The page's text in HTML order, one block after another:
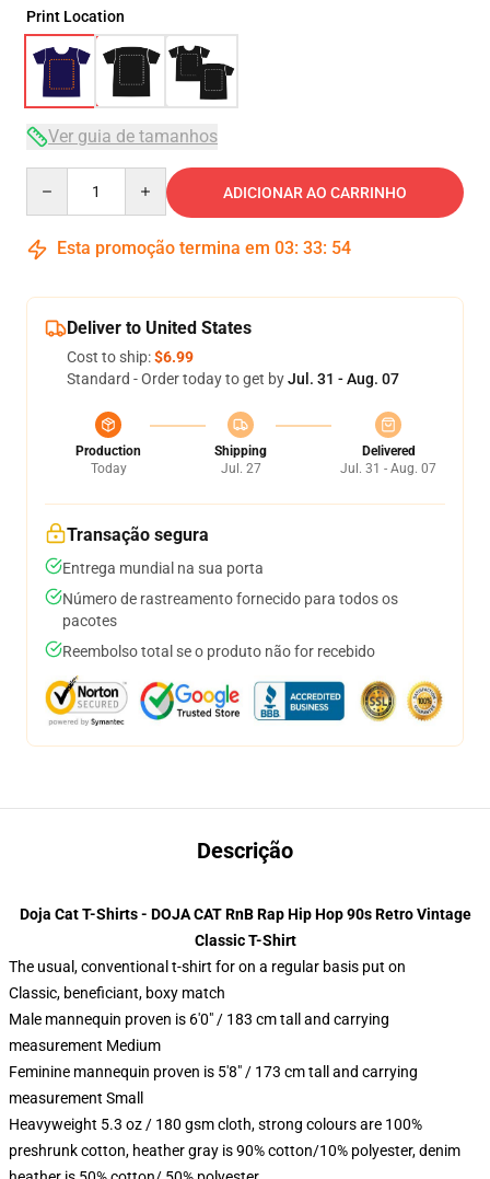
Print Location
Ver guia de tamanhos
ADICIONAR AO CARRINHO
Esta promoção termina em 03: 33: 54
Deliver to United States
Cost to ship:$6.99
Standard - Order today to get byJul. 31 - Aug. 07
Production
Today
Shipping
Jul. 27
Delivered
Jul. 31 - Aug. 07
Transação segura
Entrega mundial na sua porta
Número de rastreamento fornecido para todos os
pacotes
Reembolso total se o produto não for recebido
Descrição
Doja Cat T-Shirts - DOJA CAT RnB Rap Hip Hop 90s Retro Vintage
Classic T-Shirt
The usual, conventional t-shirt for on a regular basis put on
Classic, beneficiant, boxy match
Male mannequin proven is 6'0" / 183 cm tall and carrying
measurement Medium
Feminine mannequin proven is 5'8" / 173 cm tall and carrying
measurement Small
Heavyweight 5.3 oz / 180 gsm cloth, strong colours are 100%
preshrunk cotton, heather gray is 90% cotton/10% polyester, denim